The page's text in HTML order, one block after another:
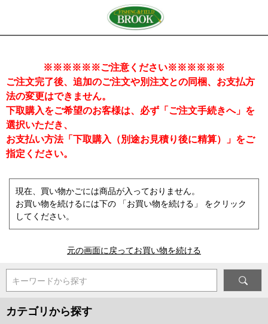
※※※※※※ご注意ください※※※※※※
ご注文完了後、追加のご注文や別注文との同梱、お支払方
法の変更はできません。
下取購入をご希望のお客様は、必ず「ご注文手続きへ」を
選択いただき、
お支払い方法「下取購入（別途お見積り後に精算）」をご
指定ください。
現在、買い物かごには商品が入っておりません。
お買い物を続けるには下の 「お買い物を続ける」 をクリック
してください。
元の画面に戻ってお買い物を続ける
キーワードから探す
カテゴリから探す